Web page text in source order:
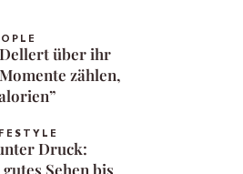
über ihr
zählen,
Druck:
Sehen bis